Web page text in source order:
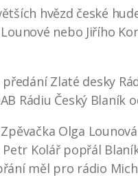
hvězd české
nebo Jiřího
Zlaté desky
Rádiu Český Blaník
Olga
Petr Kolář popřál
měl pro rádio